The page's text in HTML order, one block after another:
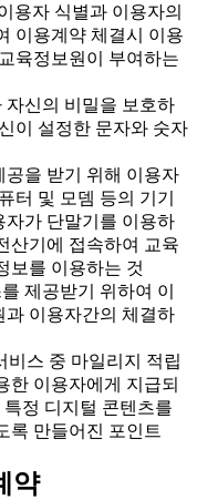
용자 식별과 이용자의
이용계약 체결시 이용
육정보원이 부여하는
신의 비밀을 보호하
이 설정한 문자와 숫자
을 받기 위해 이용자
터 및 모뎀 등의 기기
가 단말기를 이용하
산기에 접속하여 교육
보를 이용하는 것
제공받기 위하여 이
과 이용자간의 체결하
스 중 마일리지 적립
한 이용자에게 지급되
특정 디지털 콘텐츠를
록 만들어진 포인트
약